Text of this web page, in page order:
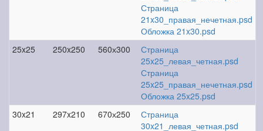
Страница
21x30_правая_нечетная.psd
Обложка 21x30.psd
25x25
250x250 560х300
Страница
25x25_левая_четная.psd
Страница
25x25_правая_нечетная.psd
Обложка 25x25.psd
30x21
297x210 670х250
Страница
30x21_левая_четная.psd